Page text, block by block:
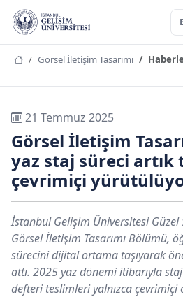
Görsel İletişim Tasarımı
21 Temmuz 2025
Görsel İletişim
yaz staj süreci artık
çevrimiçi
İstanbul Gelişim Üniversitesi
Görsel İletişim Tasarımı Bölümü,
sürecini dijital ortama taşıyarak
attı. 2025 yaz dönemi itibarıyla
defteri teslimleri yalnızca